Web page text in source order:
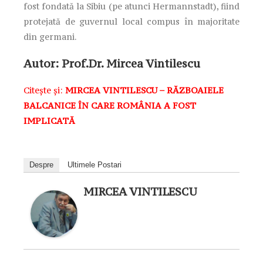
fost fondată la Sibiu (pe atunci Hermannstadt), fiind
protejată de guvernul local compus în majoritate
din germani.
Autor: Prof.Dr. Mircea Vintilescu
Citește și: MIRCEA VINTILESCU – RĂZBOAIELE
BALCANICE ÎN CARE ROMÂNIA A FOST
IMPLICATĂ
Despre Ultimele Postari
MIRCEA VINTILESCU